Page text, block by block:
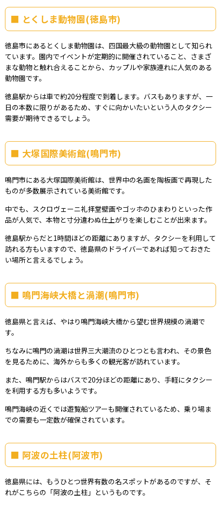
とくしま動物園(徳島市)
徳島市にあるとくしま動物園は、四国最大級の動物園として知られ
ています。園内でイベントが定期的に開催されていること、さまざ
まな動物と触れ合えることから、カップルや家族連れに人気のある
動物園です。
徳島駅からは車で約20分程度で到着します。バスもありますが、一
日の本数に限りがあるため、すぐに向かいたいという人のタクシー
需要が期待できるでしょう。
大塚国際美術館(鳴門市)
鳴門市にある大塚国際美術館は、世界中の名画を陶板画で再現した
ものが多数展示されている美術館です。
中でも、スクロヴェーニ礼拝堂壁画やゴッホのひまわりといった作
品が人気で、本物と寸分違わぬ仕上がりを楽しむことが出来ます。
徳島駅からだと1時間ほどの距離にありますが、タクシーを利用して
訪れる方もいますので、徳島県のドライバーであれば知っておきた
い場所と言えるでしょう。
鳴門海峡大橋と渦潮(鳴門市)
徳島県と言えば、やはり鳴門海峡大橋から望む世界規模の渦潮で
す。
ちなみに鳴門の渦潮は世界三大潮流のひとつとも言われ、その景色
を見るために、海外からも多くの観光客が訪れています。
また、鳴門駅からはバスで20分ほどの距離にあり、手軽にタクシー
を利用する方も多いようです。
鳴門海峡の近くでは遊覧船ツアーも開催されているため、乗り場ま
での需要も一定数が確保されています。
阿波の土柱(阿波市)
徳島県には、もうひとつ世界有数の名スポットがあるのですが、そ
れがこちらの「阿波の土柱」というものです。